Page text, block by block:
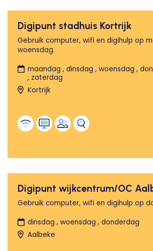
Digipunt stadhuis Kortrijk
Gebruik computer, wifi en digihulp op
woensdag.
maandag , dinsdag , woensdag ,
, zaterdag
Kortrijk
Digipunt wijkcentrum/OC
Gebruik computer, wifi en digihulp op
dinsdag , woensdag , donderdag
Aalbeke